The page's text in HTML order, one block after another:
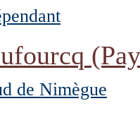
de Nimègue